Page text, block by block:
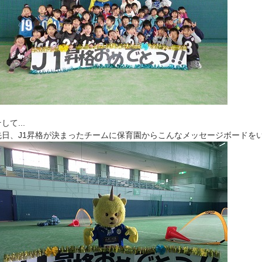
て...
日、J1昇格が決まったチームに保育園からこんなメッセージボードを